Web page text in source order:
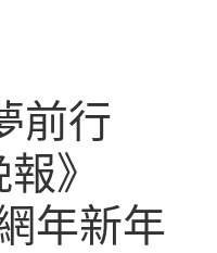
前行
》
年新年